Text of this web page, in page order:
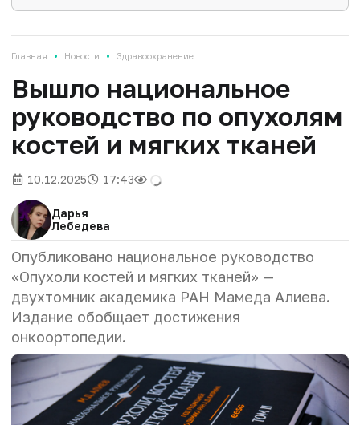
Главная • Новости • Здравоохранение
Вышло национальное
руководство по опухолям
костей и мягких тканей
10.12.2025 17:43
Дарья
Лебедева
Опубликовано национальное руководство
«Опухоли костей и мягких тканей» —
двухтомник академика РАН Мамеда Алиева.
Издание обобщает достижения
онкоортопедии.